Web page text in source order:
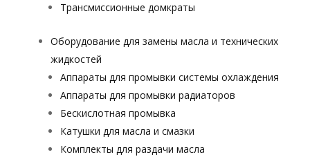
Трансмиссионные домкраты
Оборудование для замены масла и технических
жидкостей
Аппараты для промывки системы охлаждения
Аппараты для промывки радиаторов
Бескислотная промывка
Катушки для масла и смазки
Комплекты для раздачи масла